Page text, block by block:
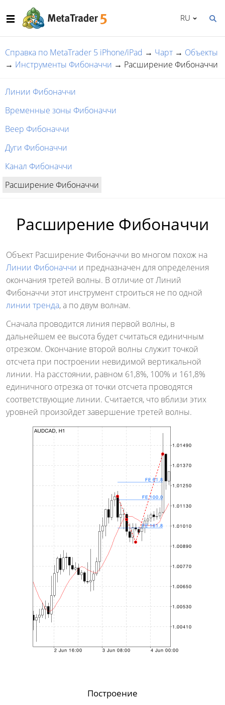
RU
Справка по MetaTrader 5 iPhone/iPad → Чарт → Объекты
→ Инструменты Фибоначчи → Расширение Фибоначчи
Линии Фибоначчи
Временные зоны Фибоначчи
Веер Фибоначчи
Дуги Фибоначчи
Канал Фибоначчи
Расширение Фибоначчи
Расширение Фибоначчи
Объект Расширение Фибоначчи во многом похож на
Линии Фибоначчи и предназначен для определения
окончания третей волны. В отличие от Линий
Фибоначчи этот инструмент строиться не по одной
линии тренда, а по двум волнам.
Сначала проводится линия первой волны, в
дальнейшем ее высота будет считаться единичным
отрезком. Окончание второй волны служит точкой
отсчета при построении невидимой вертикальной
линии. На расстоянии, равном 61,8%, 100% и 161,8%
единичного отрезка от точки отсчета проводятся
соответствующие линии. Считается, что вблизи этих
уровней произойдет завершение третей волны.
Построение